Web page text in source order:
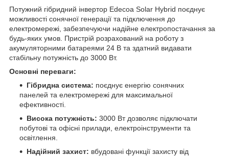
Потужний гібридний інвертор Edecoa Solar Hybrid поєднує
можливості сонячної генерації та підключення до
електромережі, забезпечуючи надійне електропостачання за
будь-яких умов. Пристрій розрахований на роботу з
акумуляторними батареями 24 В та здатний видавати
стабільну потужність до 3000 Вт.
Основні переваги:
Гібридна система: поєднує енергію сонячних
панелей та електромережі для максимальної
ефективності.
Висока потужність: 3000 Вт дозволяє підключати
побутові та офісні прилади, електроінструменти та
освітлення.
Надійний захист: вбудовані функції захисту від